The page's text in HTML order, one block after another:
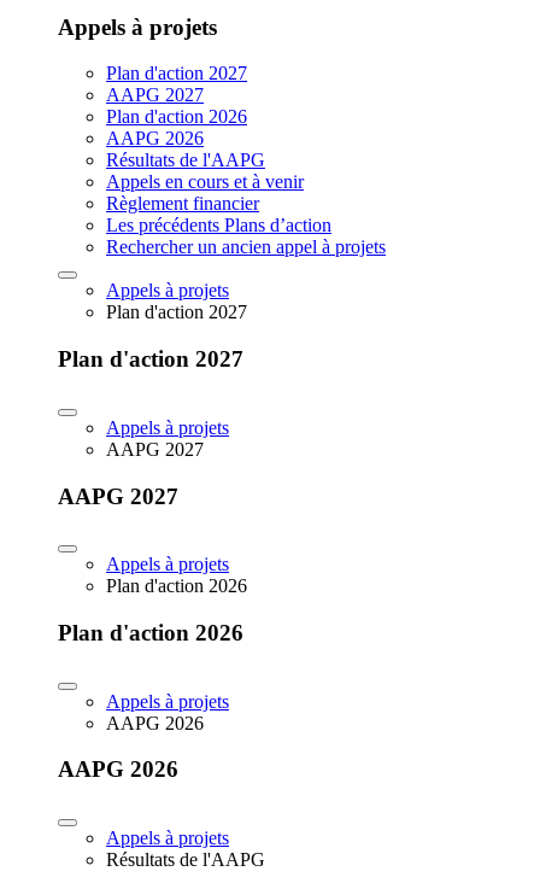
Appels à projets
Plan d'action 2027
AAPG 2027
Plan d'action 2026
AAPG 2026
Résultats de l'AAPG
Appels en cours et à venir
Règlement financier
Les précédents Plans d’action
Rechercher un ancien appel à projets
Appels à projets
Plan d'action 2027
Plan d'action 2027
Appels à projets
AAPG 2027
AAPG 2027
Appels à projets
Plan d'action 2026
Plan d'action 2026
Appels à projets
AAPG 2026
AAPG 2026
Appels à projets
Résultats de l'AAPG